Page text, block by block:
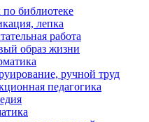
библиотеке
лепка
работа
образ жизни
ручной труд
педагогика